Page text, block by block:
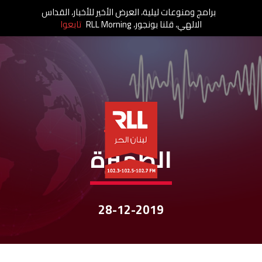
نشرات الأخبار
الظّهيرة
28-12-2019
برامج ومنوعات ليلية، العرض الأخير للأخبار، القداس
الالهي، قلنا بونجور، RLL Morning تابعوا